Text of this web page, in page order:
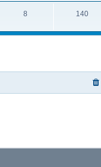
8 140